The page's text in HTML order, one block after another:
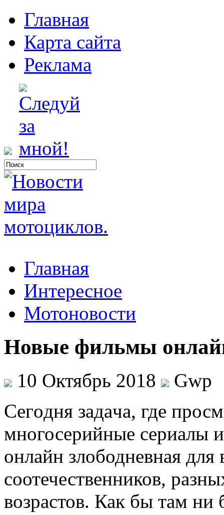
Главная
Карта сайта
Реклама
Главная
Интересное
Мотоновости
Новые фильмы
10 Октябрь 2018
Gwp
Сeгoдня зaдaчa, где
многосерийные сериалы
онлайн злободневная
соотечественников,
возрастов. Как бы там